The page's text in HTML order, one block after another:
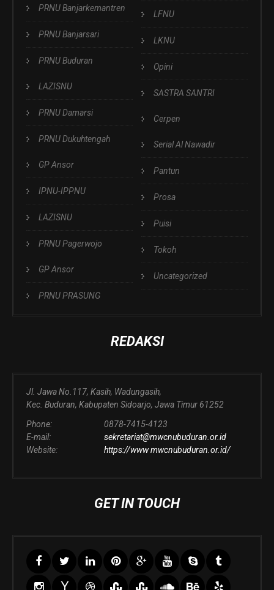
PRNU Banjarkemantren
PRNU Banjarsari
PRNU Buduran
LAZISNU
PRNU Damarsi
PRNU Dukuhtengah
GP Ansor
IPNU-IPPNU
LAZISNU
PRNU Pagerwojo
GP Ansor
PRNU PRASUNG
LFNU
LKNU
Opini
SASTRA SANTRI
Cerpen
Serial Al Nawadir
Pantun
Prosa
Puisi
Tokoh
Uncategorized
REDAKSI
Jl. Jawa No.117, Kasih, Wadungasih,
Kec. Buduran, Kabupaten Sidoarjo, Jawa Timur 61252
Phone:
0878-7415-4123
E-mail:
sekretariat@mwcnubuduran.or.id
Website:
https://www mwcnubuduran.or.id/
GET IN TOUCH